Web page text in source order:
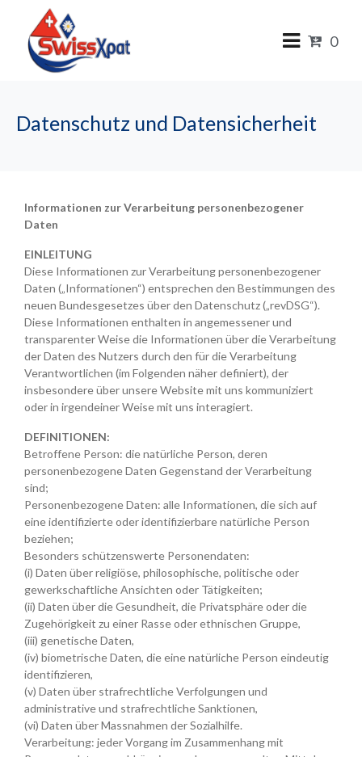
0
Datenschutz und Datensicherheit
Informationen zur Verarbeitung personenbezogener
Daten
EINLEITUNG
Diese Informationen zur Verarbeitung personenbezogener
Daten („Informationen“) entsprechen den Bestimmungen des
neuen Bundesgesetzes über den Datenschutz („revDSG“).
Diese Informationen enthalten in angemessener und
transparenter Weise die Informationen über die Verarbeitung
der Daten des Nutzers durch den für die Verarbeitung
Verantwortlichen (im Folgenden näher definiert), der
insbesondere über unsere Website mit uns kommuniziert
oder in irgendeiner Weise mit uns interagiert.
DEFINITIONEN:
Betroffene Person: die natürliche Person, deren
personenbezogene Daten Gegenstand der Verarbeitung
sind;
Personenbezogene Daten: alle Informationen, die sich auf
eine identifizierte oder identifizierbare natürliche Person
beziehen;
Besonders schützenswerte Personendaten:
(i) Daten über religiöse, philosophische, politische oder
gewerkschaftliche Ansichten oder Tätigkeiten;
(ii) Daten über die Gesundheit, die Privatsphäre oder die
Zugehörigkeit zu einer Rasse oder ethnischen Gruppe,
(iii) genetische Daten,
(iv) biometrische Daten, die eine natürliche Person eindeutig
identifizieren,
(v) Daten über strafrechtliche Verfolgungen und
administrative und strafrechtliche Sanktionen,
(vi) Daten über Massnahmen der Sozialhilfe.
Verarbeitung: jeder Vorgang im Zusammenhang mit